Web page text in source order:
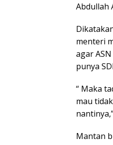
Abdullah
menteri
agar
punya
“ Maka
mau
Mantan